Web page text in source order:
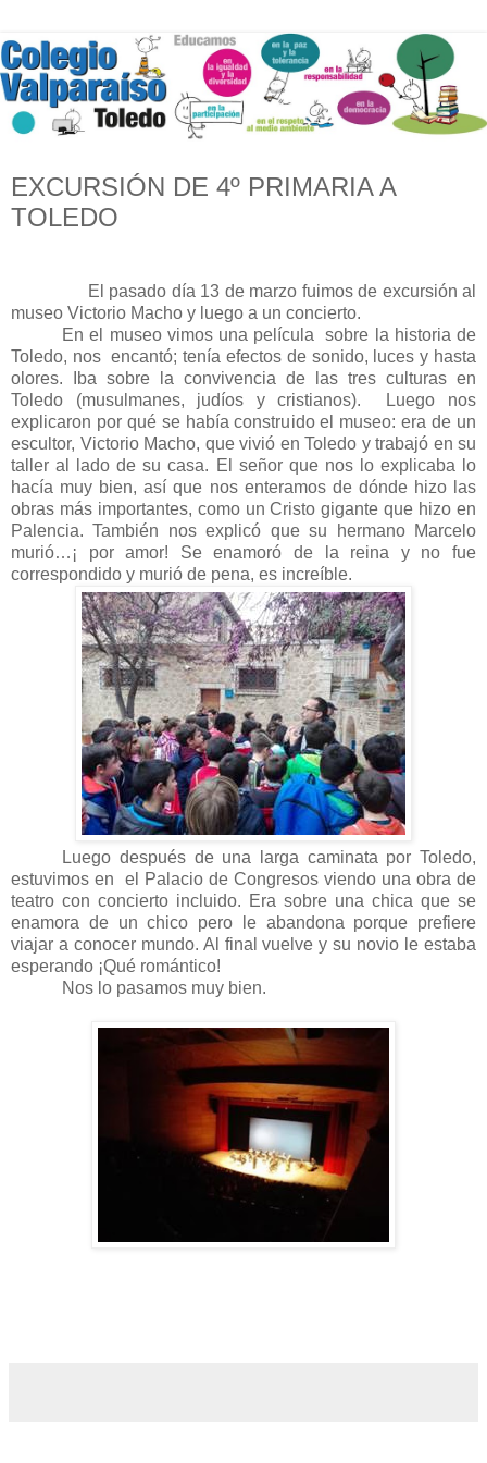
EXCURSIÓN DE 4º PRIMARIA A
TOLEDO
El pasado día 13 de marzo fuimos de excursión al
museo Victorio Macho y luego a un concierto.
En el museo vimos una película sobre la historia de
Toledo, nos encantó; tenía efectos de sonido, luces y hasta
olores. Iba sobre la convivencia de las tres culturas en
Toledo (musulmanes, judíos y cristianos). Luego nos
explicaron por qué se había construido el museo: era de un
escultor, Victorio Macho, que vivió en Toledo y trabajó en su
taller al lado de su casa. El señor que nos lo explicaba lo
hacía muy bien, así que nos enteramos de dónde hizo las
obras más importantes, como un Cristo gigante que hizo en
Palencia. También nos explicó que su hermano Marcelo
murió…¡ por amor! Se enamoró de la reina y no fue
correspondido y murió de pena, es increíble.
Luego después de una larga caminata por Toledo,
estuvimos en el Palacio de Congresos viendo una obra de
teatro con concierto incluido. Era sobre una chica que se
enamora de un chico pero le abandona porque prefiere
viajar a conocer mundo. Al final vuelve y su novio le estaba
esperando ¡Qué romántico!
Nos lo pasamos muy bien.